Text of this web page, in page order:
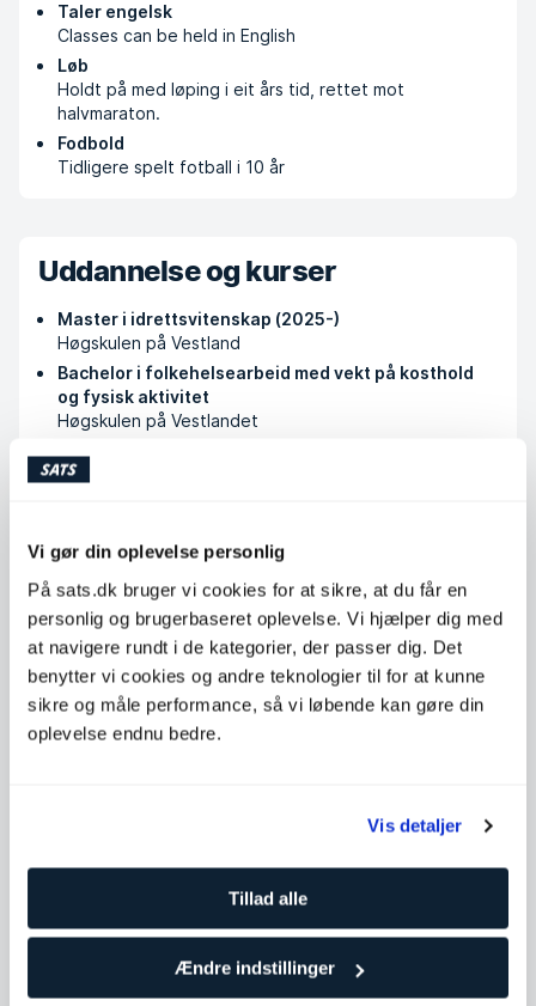
Vi gør din oplevelse personlig
På sats.dk bruger vi cookies for at sikre, at du får en
personlig og brugerbaseret oplevelse. Vi hjælper dig med
at navigere rundt i de kategorier, der passer dig. Det
benytter vi cookies og andre teknologier til for at kunne
sikre og måle performance, så vi løbende kan gøre din
oplevelse endnu bedre.
Vis detaljer
Tillad alle
Ændre indstillinger
Taler engelsk
Classes can be held in English
Løb
Holdt på med løping i eit års tid, rettet mot
halvmaraton.
Fodbold
Tidligere spelt fotball i 10 år
Uddannelse og kurser
Master i idrettsvitenskap (2025-)
Høgskulen på Vestland
Bachelor i folkehelsearbeid med vekt på kosthold
og fysisk aktivitet
Høgskulen på Vestlandet
Høgskulen på Vestlandet
Køb klip
Tilgængelige timer
Mandag
07:00 - 19:00
Tirsdag
07:00 - 17:00
Fredag
07:00 - 16:00
Søndag
Ikke tilgængelig